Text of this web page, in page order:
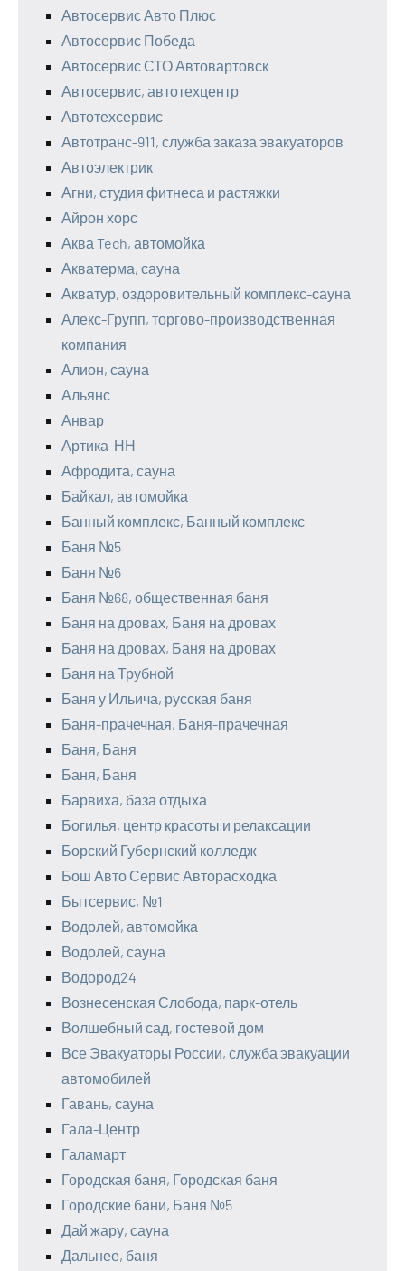
Автосервис Авто Плюс
Автосервис Победа
Автосервис СТО Автовартовск
Автосервис, автотехцентр
Автотехсервис
Автотранс-911, служба заказа эвакуаторов
Автоэлектрик
Агни, студия фитнеса и растяжки
Айрон хорс
Аква Tech, автомойка
Акватерма, сауна
Акватур, оздоровительный комплекс-сауна
Алекс-Групп, торгово-производственная
компания
Алион, сауна
Альянс
Анвар
Артика-НН
Афродита, сауна
Байкал, автомойка
Банный комплекс, Банный комплекс
Баня №5
Баня №6
Баня №68, общественная баня
Баня на дровах, Баня на дровах
Баня на дровах, Баня на дровах
Баня на Трубной
Баня у Ильича, русская баня
Баня-прачечная, Баня-прачечная
Баня, Баня
Баня, Баня
Барвиха, база отдыха
Богилья, центр красоты и релаксации
Борский Губернский колледж
Бош Авто Сервис Авторасходка
Бытсервис, №1
Водолей, автомойка
Водолей, сауна
Водород24
Вознесенская Слобода, парк-отель
Волшебный сад, гостевой дом
Все Эвакуаторы России, служба эвакуации
автомобилей
Гавань, сауна
Гала-Центр
Галамарт
Городская баня, Городская баня
Городские бани, Баня №5
Дай жару, сауна
Дальнее, баня